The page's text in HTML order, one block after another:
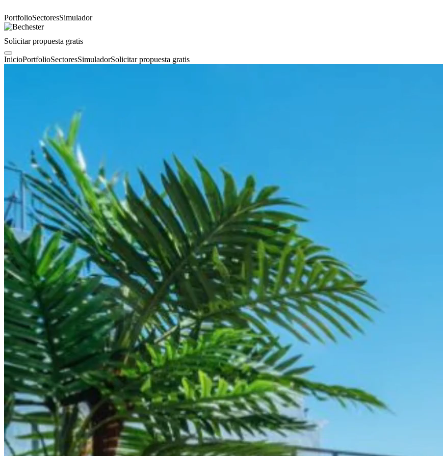
PortfolioSectoresSimulador
Solicitar propuesta gratis
InicioPortfolioSectoresSimuladorSolicitar propuesta gratis